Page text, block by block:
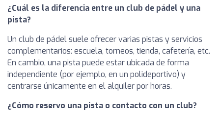
¿Cuál es la diferencia entre un club de pádel y una
pista?
Un club de pádel suele ofrecer varias pistas y servicios
complementarios: escuela, torneos, tienda, cafetería, etc.
En cambio, una pista puede estar ubicada de forma
independiente (por ejemplo, en un polideportivo) y
centrarse únicamente en el alquiler por horas.
¿Cómo reservo una pista o contacto con un club?